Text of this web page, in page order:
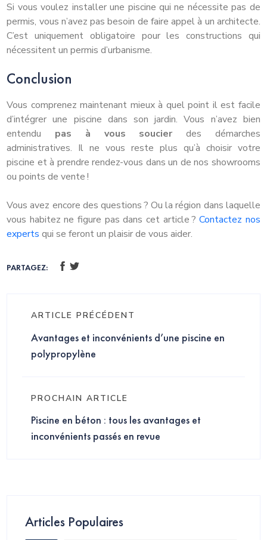
Si vous voulez installer une piscine qui ne nécessite pas de
permis, vous n’avez pas besoin de faire appel à un architecte.
C’est uniquement obligatoire pour les constructions qui
nécessitent un permis d’urbanisme.
Conclusion
Vous comprenez maintenant mieux à quel point il est facile
d’intégrer une piscine dans son jardin. Vous n’avez bien
entendu pas à vous soucier des démarches
administratives. Il ne vous reste plus qu’à choisir votre
piscine et à prendre rendez-vous dans un de nos showrooms
ou points de vente !
Vous avez encore des questions ? Ou la région dans laquelle
vous habitez ne figure pas dans cet article ?Contactez nos
experts qui se feront un plaisir de vous aider.
PARTAGEZ:
ARTICLE PRÉCÉDENT
Avantages et inconvénients d’une piscine en
polypropylène
PROCHAIN ARTICLE
Piscine en béton : tous les avantages et
inconvénients passés en revue
Articles Populaires